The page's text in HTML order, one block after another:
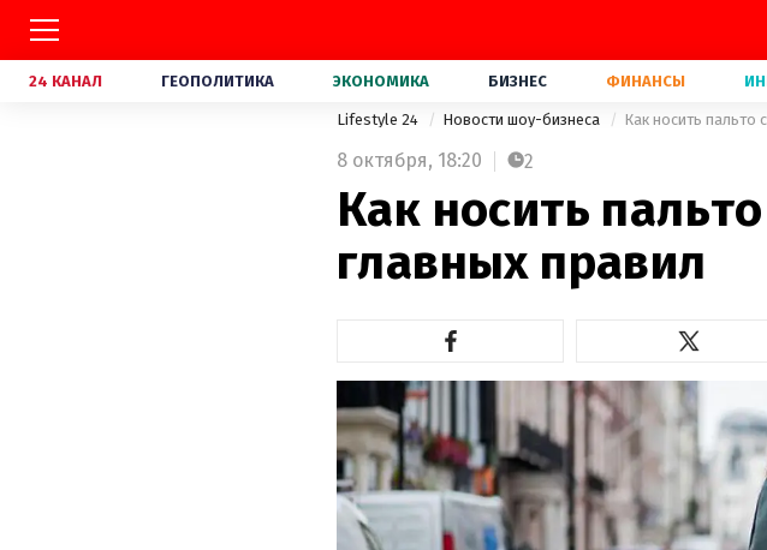
24 КАНАЛ ГЕОПОЛИТИКА ЭКОНОМИКА БИЗНЕС ФИНАНСЫ
Lifestyle 24 Новости шоу-бизнеса Как носить пальто
8 октября, 18:20 2
Как носить
главных правил